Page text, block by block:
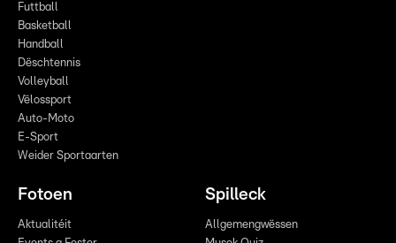
Futtball
Basketball
Handball
Dëschtennis
Volleyball
Vëlossport
Auto-Moto
E-Sport
Weider Sportaarten
Fotoen
Aktualitéit
Spilleck
Allgemengwëssen